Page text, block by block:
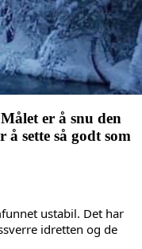
er å snu den
sette så godt som
ustabil. Det har
idretten og de